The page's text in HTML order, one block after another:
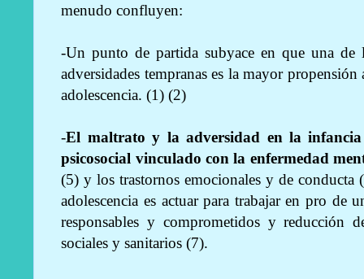
menudo confluyen:
-Un punto de partida subyace en que una de
adversidades tempranas es la mayor
adolescencia. (1) (2)
-El maltrato y la adversidad en la
psicosocial vinculado con la enfermedad
(5) y los trastornos emocionales y de
adolescencia es actuar para trabajar en pro de
responsables y comprometidos y reducción
sociales y sanitarios (7).